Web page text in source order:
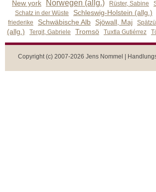
New york
Norwegen (allg.) Rüster, Sabine
Schatz in der Wüste
Schleswig-Holstein (allg.)
friederike Schwäbische Alb Sjöwall, Maj
(allg.) Tergit, Gabriele Tromsö Tuxtla Gutiérrez
Copyright (c) 2007-2026 Jens Nommel |